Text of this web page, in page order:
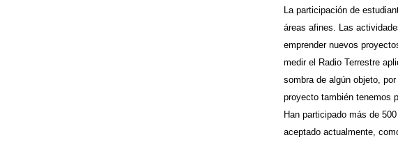
La participación de
áreas afines. Las
emprender nuevos
medir el Radio Terrestre
sombra de algún objeto,
proyecto también tenemos
Han participado más de
aceptado actualmente,